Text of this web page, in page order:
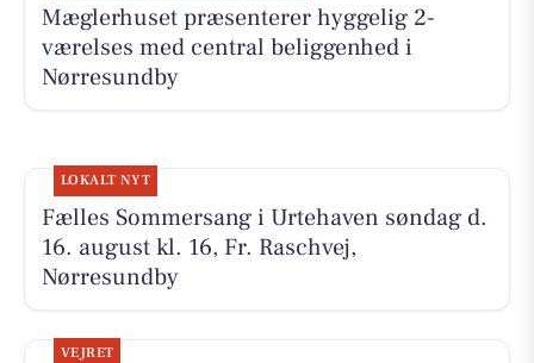
Mæglerhuset præsenterer hyggelig 2-
værelses med central beliggenhed i
Nørresundby
LOKALT NYT
Fælles Sommersang i Urtehaven søndag d.
16. august kl. 16, Fr. Raschvej,
Nørresundby
VEJRET